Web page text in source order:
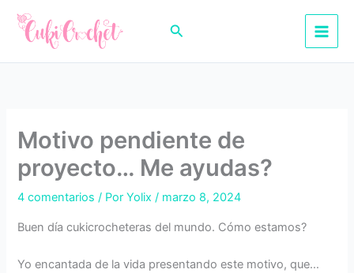
contenido
Buscar
Motivo pendiente de
proyecto… Me ayudas?
4 comentarios / PorYolix/ marzo 8, 2024
Buen día cukicrocheteras del mundo. Cómo estamos?
Yo encantada de la vida presentando este motivo, que…